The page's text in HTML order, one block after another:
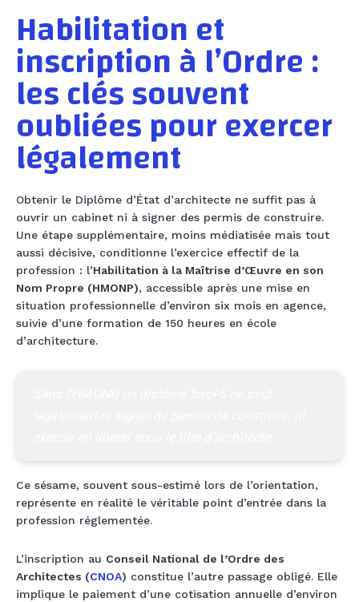
Habilitation et
inscription à l’Ordre :
les clés souvent
oubliées pour exercer
légalement
Obtenir le Diplôme d’État d’architecte ne suffit pas à
ouvrir un cabinet ni à signer des permis de construire.
Une étape supplémentaire, moins médiatisée mais tout
aussi décisive, conditionne l’exercice effectif de la
profession : l’Habilitation à la Maîtrise d’Œuvre en son
Nom Propre (HMONP), accessible après une mise en
situation professionnelle d’environ six mois en agence,
suivie d’une formation de 150 heures en école
d’architecture.
Ce sésame, souvent sous-estimé lors de l’orientation,
représente en réalité le véritable point d’entrée dans la
profession réglementée.
L’inscription au Conseil National de l’Ordre des
Architectes (CNOA) constitue l’autre passage obligé. Elle
implique le paiement d’une cotisation annuelle d’environ